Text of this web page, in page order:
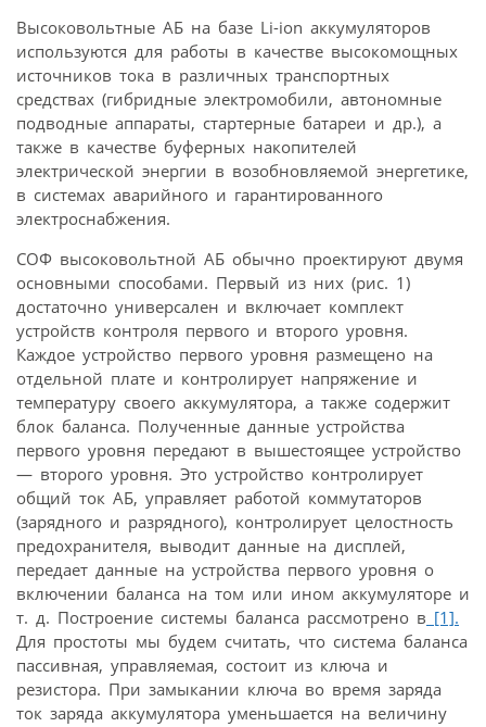
Высоковольтные АБ на базе Li-ion аккумуляторов
используются для работы в качестве высокомощных
источников тока в различных транспортных
средствах (гибридные электромобили, автономные
подводные аппараты, стартерные батареи и др.), а
также в качестве буферных накопителей
электрической энергии в возобновляемой энергетике,
в системах аварийного и гарантированного
электроснабжения.
СОФ высоковольтной АБ обычно проектируют двумя
основными способами. Первый из них (рис. 1)
достаточно универсален и включает комплект
устройств контроля первого и второго уровня.
Каждое устройство первого уровня размещено на
отдельной плате и контролирует напряжение и
температуру своего аккумулятора, а также содержит
блок баланса. Полученные данные устройства
первого уровня передают в вышестоящее устройство
— второго уровня. Это устройство контролирует
общий ток АБ, управляет работой коммутаторов
(зарядного и разрядного), контролирует целостность
предохранителя, выводит данные на дисплей,
передает данные на устройства первого уровня о
включении баланса на том или ином аккумуляторе и
т. д. Построение системы баланса рассмотрено в [1].
Для простоты мы будем считать, что система баланса
пассивная, управляемая, состоит из ключа и
резистора. При замыкании ключа во время заряда
ток заряда аккумулятора уменьшается на величину